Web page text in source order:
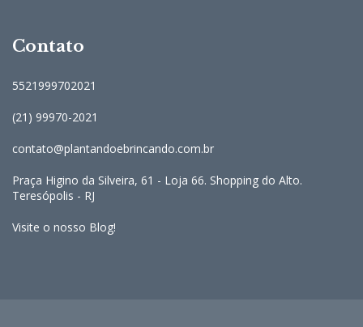
Contato
5521999702021
(21) 99970-2021
contato@plantandoebrincando.com.br
Praça Higino da Silveira, 61 - Loja 66. Shopping do Alto.
Teresópolis - RJ
Visite o nosso Blog!